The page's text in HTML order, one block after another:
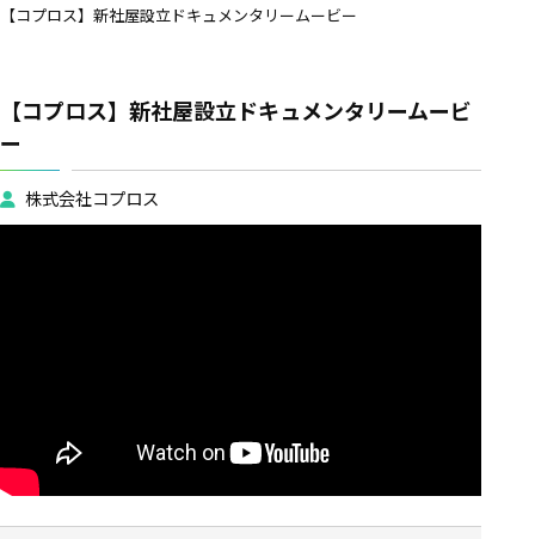
【コプロス】新社屋設立ドキュメンタリームービー
【コプロス】新社屋設立ドキュメンタリームービ
ー
株式会社コプロス